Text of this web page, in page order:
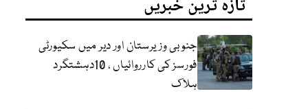
تازہ ترین خبریں
جنوبی وزیرستان اور دیر میں سکیورٹی
فورسز کی کارروائیاں ، 10دہشتگرد
ہلاک